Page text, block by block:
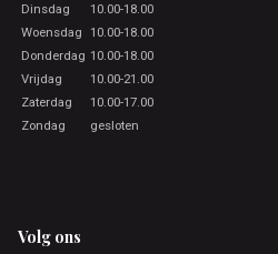
Dinsdag
10.00-18.00
Woensdag 10.00-18.00
Donderdag 10.00-18.00
Vrijdag
10.00-21.00
Zaterdag
10.00-17.00
Zondag
gesloten
Volg ons